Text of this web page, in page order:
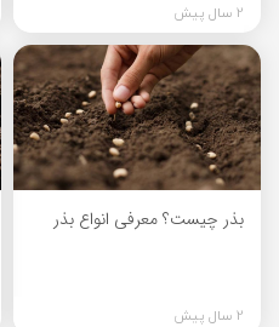
2 سال پیش
بذر چیست؟ معرفی انواع بذر
2 سال پیش